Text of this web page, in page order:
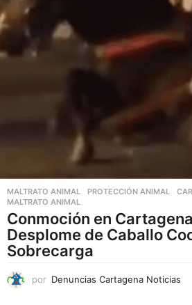
i
a
MALTRATO ANIMAL ,PROTECCIÓN ANIMAL
MALTRATO ANIMAL
Conmoción en
Desplome de Caballo
Sobrecarga
por Denuncias Cartagena Noticias